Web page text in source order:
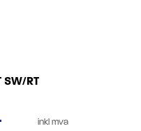
SW/RT
inkl mva